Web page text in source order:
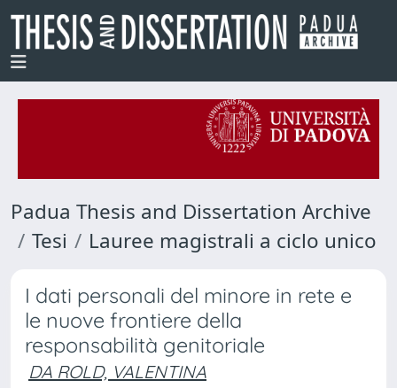
Padua Thesis and Dissertation Archive
Tesi
Lauree magistrali a ciclo unico
I dati personali del minore in rete e
le nuove frontiere della
responsabilità genitoriale
DA ROLD, VALENTINA